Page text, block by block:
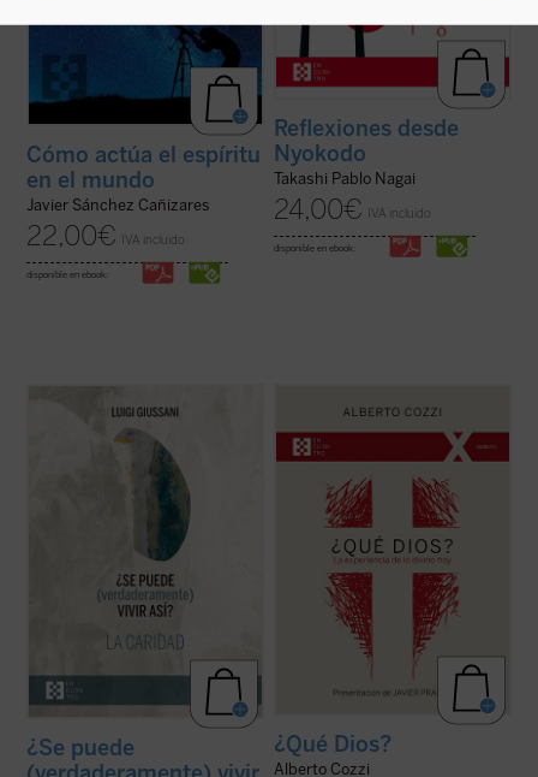
Cómo actúa el espíritu
en el mundo
Javier Sánchez Cañizares
22,00€ IVA incluido
disponible en ebook:
Reflexiones desde
Nyokodo
Takashi Pablo Nagai
24,00€ IVA incluido
disponible en ebook:
este tercer y último volumen dedicado a la
caridad, junto con su condición esencial, el
sacrificio, y su consecuencia práctica, la
(ver ficha)
¿Se puede
sobre Dios no es meramente un ejercicio
intelectual, sino una apertura, un desafío a
ampliar nuestra comprensión de la
experiencia humana....(ver ficha)
¿Qué Dios?
Alberto Cozzi